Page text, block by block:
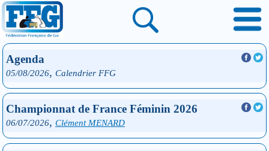
Agenda
05/08/2026, Calendrier FFG
Championnat de France Féminin 2026
06/07/2026, Clément MENARD